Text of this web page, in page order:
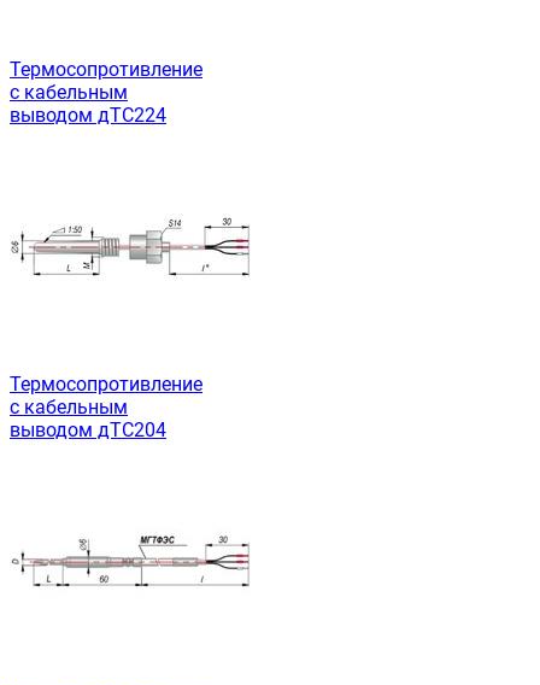
Термосопротивление
с кабельным
выводом дТС224
Термосопротивление
с кабельным
выводом дТС204